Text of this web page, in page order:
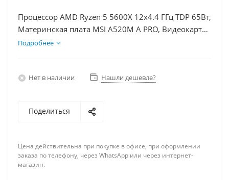
Процессор AMD Ryzen 5 5600X 12x4.4 ГГц TDP 65Вт,
Материнская плата MSI A520M A PRO, Видеокарта
RX 6700 10Гб, Память DDR4 16Gb, Диски SSD
Подробнее
Нет в наличии Нашли дешевле?
Поделиться
Цена действительна при покупке в офисе, при оформлении
заказа по телефону, через WhatsApp или через интернет-
магазин.